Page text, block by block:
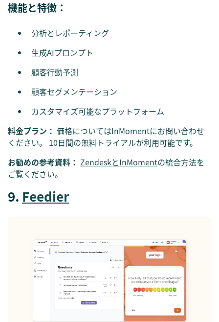
機能と特徴：
分析とレポーティング
生成AIプロンプト
顧客行動予測
顧客セグメンテーション
カスタマイズ可能なプラットフォーム
料金プラン： 価格についてはInMomentにお問い合わせ
ください。 10日間の無料トライアルが利用可能です。
お勧めの参考資料： ZendeskとInMomentの統合方法を
ご覧ください。
9. Feedier